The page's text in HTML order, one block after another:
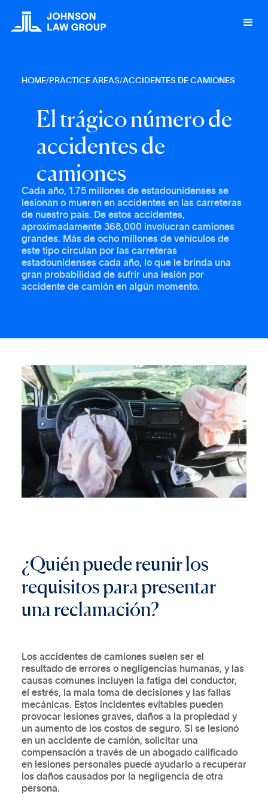
HOME/PRACTICE AREAS/ACCIDENTES DE CAMIONES
Eltrágiconúmerode
accidentesde
camiones
Cada año, 1.75 millones de estadounidenses se
lesionan o mueren en accidentes en las carreteras
de nuestro país. De estos accidentes,
aproximadamente 368,000 involucran camiones
grandes. Más de ocho millones de vehículos de
este tipo circulan por las carreteras
estadounidenses cada año, lo que le brinda una
gran probabilidad de sufrir una lesión por
accidente de camión en algún momento.
¿Quiénpuedereunirlos
requisitosparapresentar
unareclamación?
Los accidentes de camiones suelen ser el
resultado de errores o negligencias humanas, y las
causas comunes incluyen la fatiga del conductor,
el estrés, la mala toma de decisiones y las fallas
mecánicas. Estos incidentes evitables pueden
provocar lesiones graves, daños a la propiedad y
un aumento de los costos de seguro. Si se lesionó
en un accidente de camión, solicitar una
compensación a través de un abogado calificado
en lesiones personales puede ayudarlo a recuperar
los daños causados por la negligencia de otra
persona.